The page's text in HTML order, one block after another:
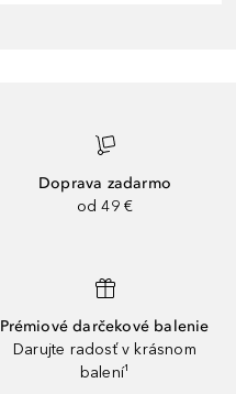
Doprava zadarmo
od 49 €
Prémiové darčekové balenie
Darujte radosť v krásnom
balení¹